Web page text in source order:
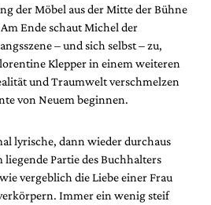
der Möbel aus der Mitte der Bühne
Ende schaut Michel der
– und sich selbst – zu,
Klepper in einem weiteren
und Traumwelt verschmelzen
von Neuem beginnen.
lyrische, dann wieder durchaus
Partie des Buchhalters
vergeblich die Liebe einer Frau
Immer ein wenig steif